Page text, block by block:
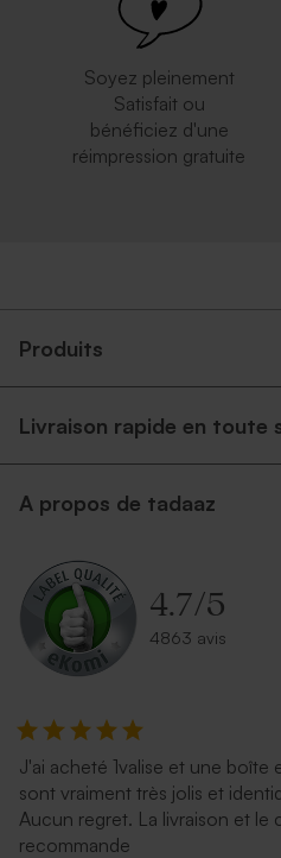
Soyez pleinement
Satisfait ou
bénéficiez d'une
réimpression gratuite
Produits
Livraison rapide en toute
A propos de tadaaz
4.7/5
4863 avis
J'ai acheté 1valise et une boîte
sont vraiment très jolis et
Aucun regret. La livraison et
recommande